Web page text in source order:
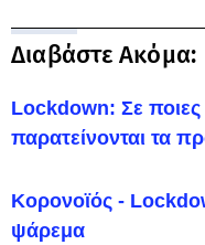
Διαβάστε Ακόμα:
Lockdown: Σε ποιες
παρατείνονται τα
Κορονοϊός -
ψάρεμα